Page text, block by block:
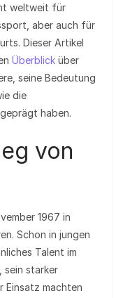
weltweit für
aber auch für
Dieser Artikel
Überblick über
seine Bedeutung
die
haben.
von
1967 in
Schon in jungen
Talent im
sein starker
Einsatz machten